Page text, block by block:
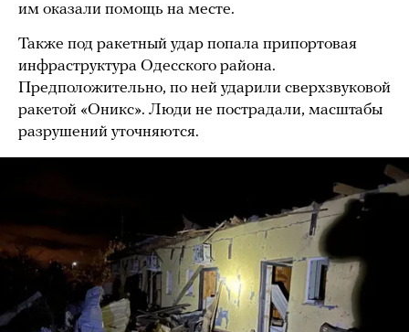
им оказали помощь на месте.
Также под ракетный удар попала припортовая
инфраструктура Одесского района.
Предположительно, по ней ударили сверхзвуковой
ракетой «Оникс». Люди не пострадали, масштабы
разрушений уточняются.